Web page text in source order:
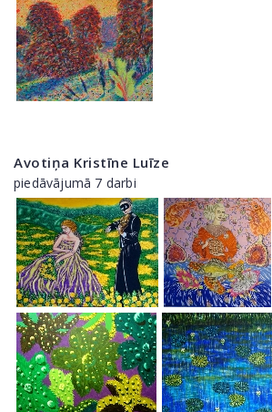
Avotiņa Kristīne Luīze
piedāvājumā 7 darbi